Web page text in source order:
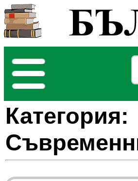
Категория: